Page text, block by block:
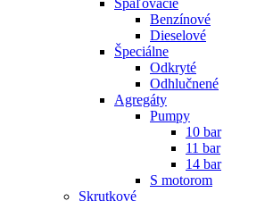
Spaľovacie
Benzínové
Dieselové
Špeciálne
Odkryté
Odhlučnené
Agregáty
Pumpy
10 bar
11 bar
14 bar
S motorom
Skrutkové